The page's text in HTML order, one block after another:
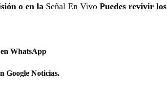
o en la Señal En Vivo Puedes revivir los
WhatsApp
Google Noticias.